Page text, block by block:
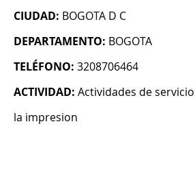
CIUDAD: BOGOTA D C
DEPARTAMENTO: BOGOTA
TELÉFONO: 3208706464
ACTIVIDAD: Actividades de
la impresion